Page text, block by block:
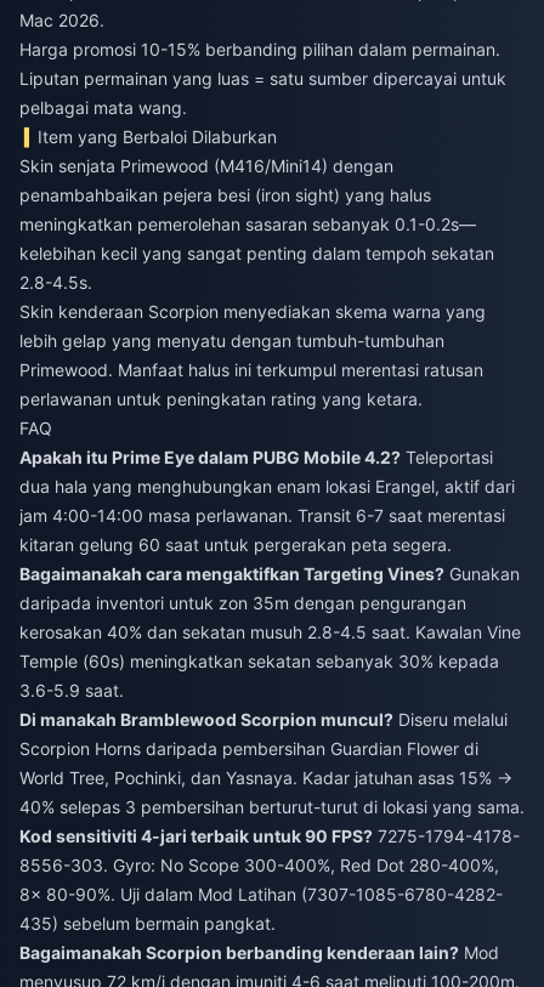
Mac 2026.
Harga promosi 10-15% berbanding pilihan dalam permainan.
Liputan permainan yang luas = satu sumber dipercayai untuk
pelbagai mata wang.
Item yang Berbaloi Dilaburkan
Skin senjata Primewood (M416/Mini14) dengan
penambahbaikan pejera besi (iron sight) yang halus
meningkatkan pemerolehan sasaran sebanyak 0.1-0.2s—
kelebihan kecil yang sangat penting dalam tempoh sekatan
2.8-4.5s.
Skin kenderaan Scorpion menyediakan skema warna yang
lebih gelap yang menyatu dengan tumbuh-tumbuhan
Primewood. Manfaat halus ini terkumpul merentasi ratusan
perlawanan untuk peningkatan rating yang ketara.
FAQ
Apakah itu Prime Eye dalam PUBG Mobile 4.2? Teleportasi
dua hala yang menghubungkan enam lokasi Erangel, aktif dari
jam 4:00-14:00 masa perlawanan. Transit 6-7 saat merentasi
kitaran gelung 60 saat untuk pergerakan peta segera.
Bagaimanakah cara mengaktifkan Targeting Vines? Gunakan
daripada inventori untuk zon 35m dengan pengurangan
kerosakan 40% dan sekatan musuh 2.8-4.5 saat. Kawalan Vine
Temple (60s) meningkatkan sekatan sebanyak 30% kepada
3.6-5.9 saat.
Di manakah Bramblewood Scorpion muncul? Diseru melalui
Scorpion Horns daripada pembersihan Guardian Flower di
World Tree, Pochinki, dan Yasnaya. Kadar jatuhan asas 15% →
40% selepas 3 pembersihan berturut-turut di lokasi yang sama.
Kod sensitiviti 4-jari terbaik untuk 90 FPS? 7275-1794-4178-
8556-303. Gyro: No Scope 300-400%, Red Dot 280-400%,
8x 80-90%. Uji dalam Mod Latihan (7307-1085-6780-4282-
435) sebelum bermain pangkat.
Bagaimanakah Scorpion berbanding kenderaan lain? Mod
menyusup 72 km/j dengan imuniti 4-6 saat meliputi 100-200m.